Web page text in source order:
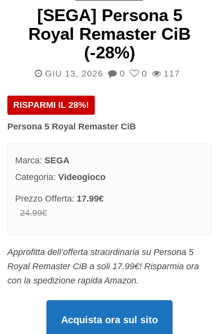
[SEGA] Persona 5
Royal Remaster CiB
(-28%)
GIU 13, 2026 0 0 117
RISPARMI IL 28%!
Persona 5 Royal Remaster CiB
Marca: SEGA
Categoria: Videogioco
Prezzo Offerta: 17.99€
24.99€
Approfitta dell’offerta straordinaria su Persona 5
Royal Remaster CiB a soli 17.99€! Risparmia ora
con la spedizione rapida Amazon.
Acquista ora sul sito